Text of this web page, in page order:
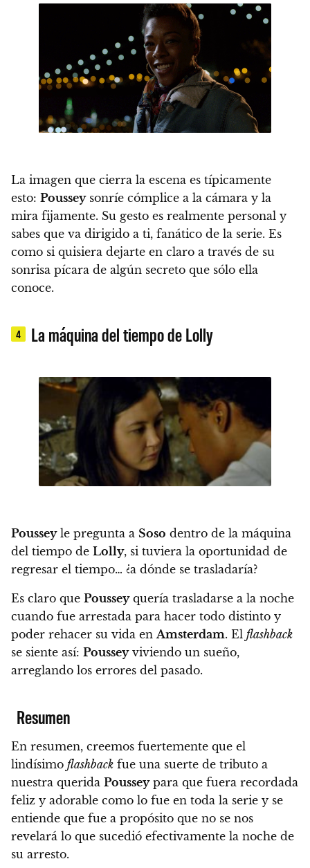
La imagen que cierra la escena es típicamente
esto: Pousseysonríe cómplice a la cámara y la
mira fijamente. Su gesto es realmente personal y
sabes que va dirigido a ti, fanático de la serie. Es
como si quisiera dejarte en claro a través de su
sonrisa pícara de algún secreto que sólo ella
conoce.
4 La máquina del tiempo de Lolly
Pousseyle pregunta a Soso dentro de la máquina
del tiempo de Lolly, si tuviera la oportunidad de
regresar el tiempo… ¿a dónde se trasladaría?
Es claro que Pousseyquería trasladarse a la noche
cuando fue arrestada para hacer todo distinto y
poder rehacer su vida enAmsterdam. El flashback
se siente así: Pousseyviviendo un sueño,
arreglando los errores del pasado.
Resumen
En resumen, creemos fuertemente que el
lindísimo flashback fue una suerte de tributo a
nuestra querida Pousseypara que fuera recordada
feliz y adorable como lo fue en toda la serie y se
entiende que fue a propósito que no se nos
revelará lo que sucedió efectivamente la noche de
su arresto.